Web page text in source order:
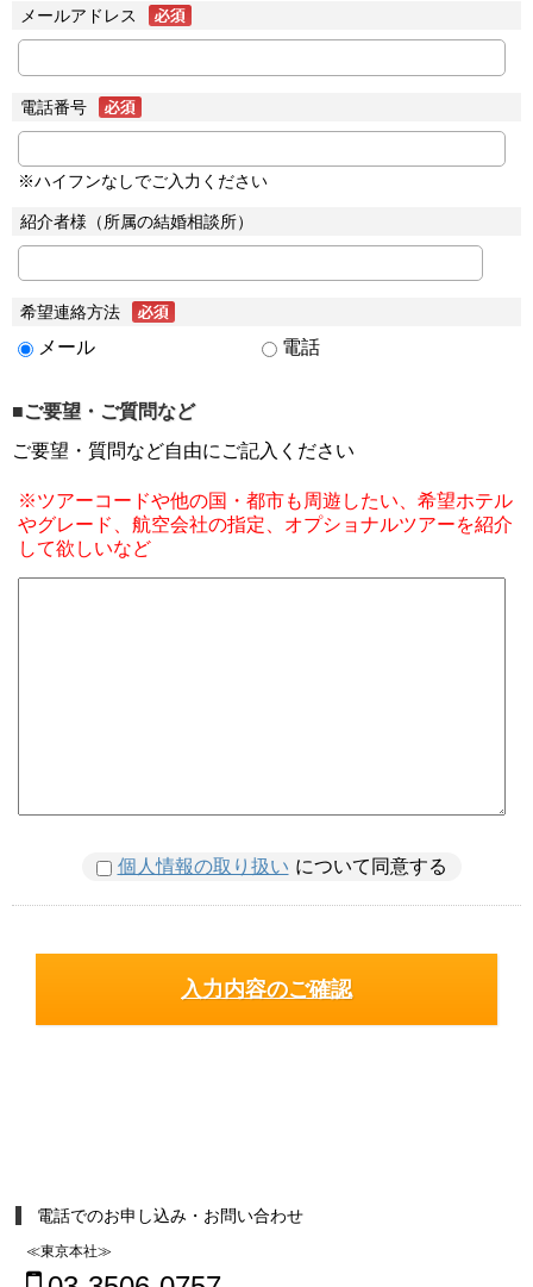
メールアドレス
電話番号
※ハイフンなしでご入力ください
紹介者様（所属の結婚相談所）
希望連絡方法
メール 電話
■ご要望・ご質問など
ご要望・質問など自由にご記入ください
※ツアーコードや他の国・都市も周遊したい、希望ホテル
やグレード、航空会社の指定、オプショナルツアーを紹介
して欲しいなど
個人情報の取り扱い について同意する
電話でのお申し込み・お問い合わせ
≪東京本社≫